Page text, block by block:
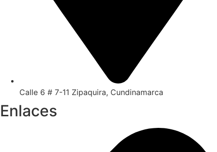
Calle 6 # 7-11 Zipaquira, Cundinamarca
Enlaces